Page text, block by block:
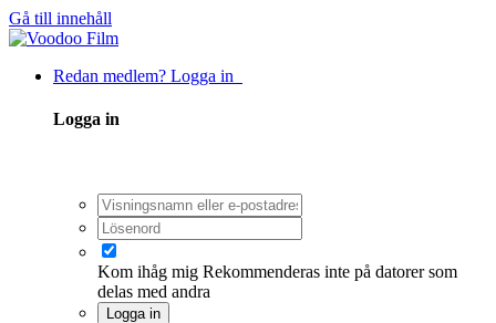
Gå till innehåll
Redan medlem? Logga in
Logga in
Kom ihåg mig Rekommenderas inte på datorer som
delas med andra
Logga in